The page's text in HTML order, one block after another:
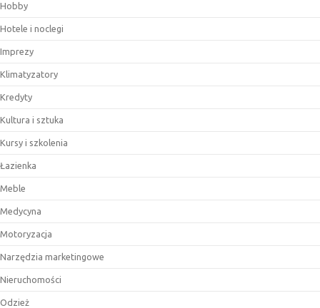
Hobby
Hotele i noclegi
Imprezy
Klimatyzatory
Kredyty
Kultura i sztuka
Kursy i szkolenia
Łazienka
Meble
Medycyna
Motoryzacja
Narzędzia marketingowe
Nieruchomości
Odzież